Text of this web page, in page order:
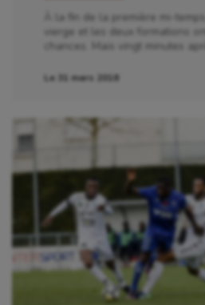
À la fin de la première mi-
vierge et les deux formations
chances. Mais vingt minutes
Le 31 mars 2018